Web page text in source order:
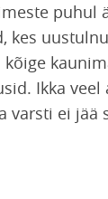
puhul
kes
Ikka
varsti ei